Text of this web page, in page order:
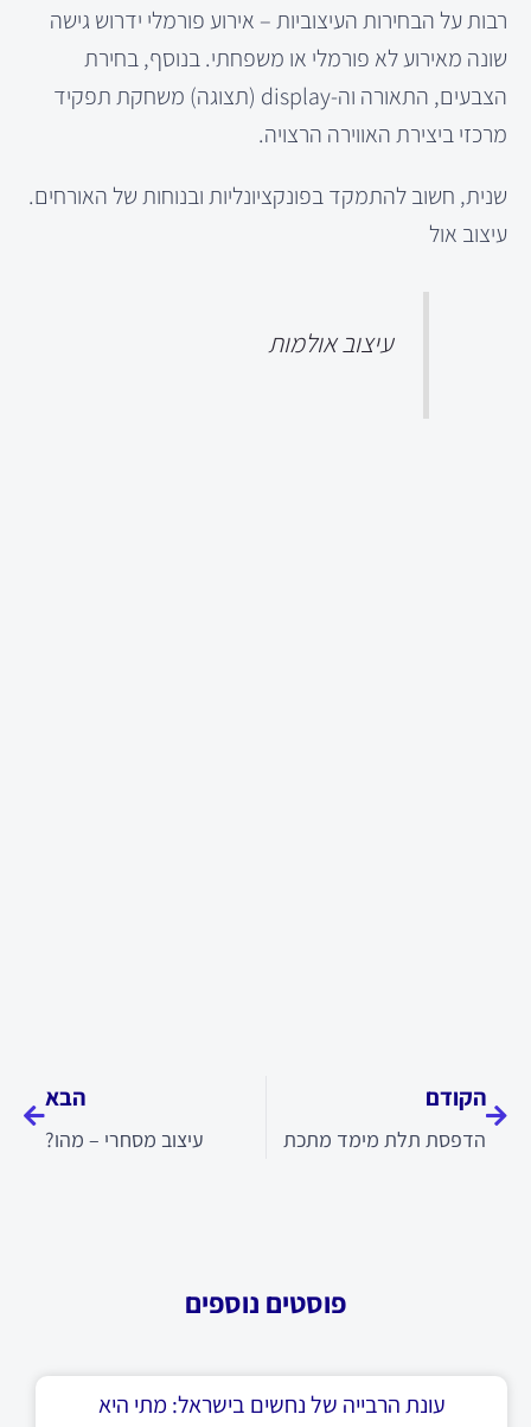
רבות על הבחירות העיצוביות – אירוע פורמלי ידרוש גישה
שונה מאירוע לא פורמלי או משפחתי. בנוסף, בחירת
הצבעים, התאורה וה-display (תצוגה) משחקת תפקיד
מרכזי ביצירת האווירה הרצויה.
שנית, חשוב להתמקד בפונקציונליות ובנוחות של האורחים.
עיצוב אול
עיצוב אולמות
הקודם
הדפסת תלת מימד מתכת
הבא
עיצוב מסחרי – מהו?
פוסטים נוספים
עונת הרבייה של נחשים בישראל: מתי היא